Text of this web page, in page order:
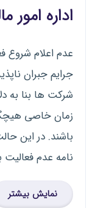
اداره امور
عدم اعلام شروع
جرایم جبران
شرکت ها بنا به
زمان خاصی
باشند. در این
نامه عدم فعالیت
نمایش بیشتر